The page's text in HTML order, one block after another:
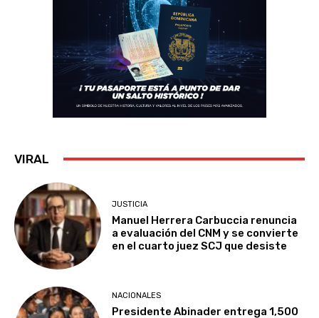
VIRAL
JUSTICIA
Manuel Herrera Carbuccia renuncia
a evaluación del CNM y se convierte
en el cuarto juez SCJ que desiste
NACIONALES
Presidente Abinader entrega 1,500